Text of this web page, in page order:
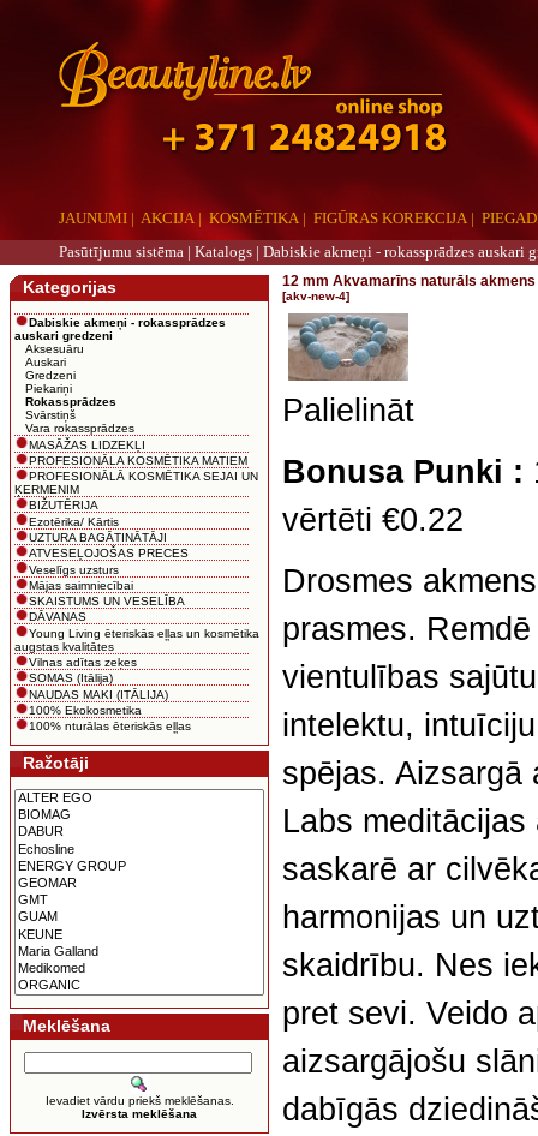
JAUNUMI | AKCIJA | KOSMĒTIKA | FIGŪRAS KOREKCIJA|
Pasūtījumu sistēma | Katalogs | Dabiskie akmeņi - rokassprādzes auskari
Kategorijas
Dabiskie akmeņi - rokassprādzes
auskari gredzeni
Aksesuāru
Auskari
Gredzeni
Piekariņi
Rokassprādzes
Svārstiņš
Vara rokassprādzes
MASĀŽAS LIDZEKĻI
PROFESIONĀLA KOSMĒTIKA MATIEM
PROFESIONĀLĀ KOSMĒTIKA SEJAI UN
ĶERMENIM
BIŽUTĒRIJA
Ezotērika/ Kārtis
UZTURA BAGĀTINĀTĀJI
ATVESEĻOJOŠAS PRECES
Veselīgs uzsturs
Mājas saimniecībai
SKAISTUMS UN VESELĪBA
DĀVANAS
Young Living ēteriskās eļļas un kosmētika
augstas kvalitātes
Vilnas adītas zeķes
SOMAS (Itālija)
NAUDAS MAKI (ITĀLIJA)
100% Ekokosmetika
100% nturālas ēteriskās eļļas
Ražotāji
Meklēšana
Ievadiet vārdu priekš meklēšanas.
Izvērsta meklēšana
12 mm Akvamarīns naturāls
[akv-new-4]
Palielināt
Bonusa Punki :
vērtēti €0.22
Drosmes
prasmes.
vientulības
intelektu,
spējas. Aizsargā
Labs
saskarē ar
harmonijas un
skaidrību. Nes
pret sevi. Veido
aizsargājošu
dabīgās